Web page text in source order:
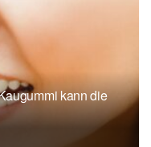
kann die